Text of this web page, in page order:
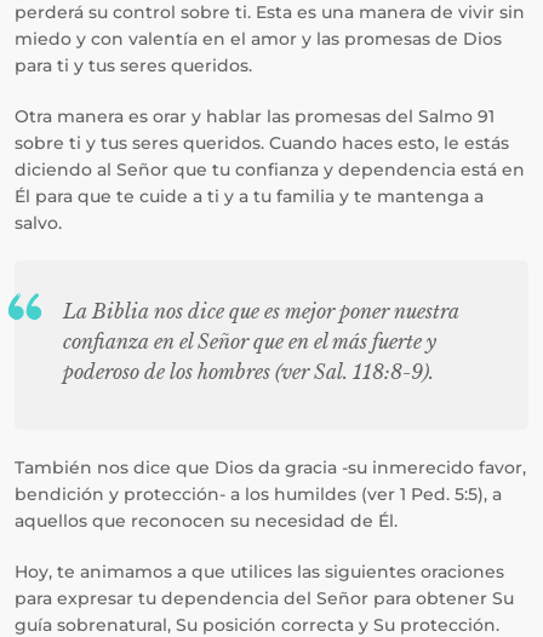
perderá su control sobre ti. Esta es una manera de vivir sin
miedo y con valentía en el amor y las promesas de Dios
para ti y tus seres queridos.
Otra manera es orar y hablar las promesas del Salmo 91
sobre ti y tus seres queridos. Cuando haces esto, le estás
diciendo al Señor que tu confianza y dependencia está en
Él para que te cuide a ti y a tu familia y te mantenga a
salvo.
La Biblia nos dice que es mejor poner nuestra
confianza en el Señor que en el más fuerte y
poderoso de los hombres (ver Sal. 118:8-9).
También nos dice que Dios da gracia -su inmerecido favor,
bendición y protección- a los humildes (ver 1 Ped. 5:5), a
aquellos que reconocen su necesidad de Él.
Hoy, te animamos a que utilices las siguientes oraciones
para expresar tu dependencia del Señor para obtener Su
guía sobrenatural, Su posición correcta y Su protección.